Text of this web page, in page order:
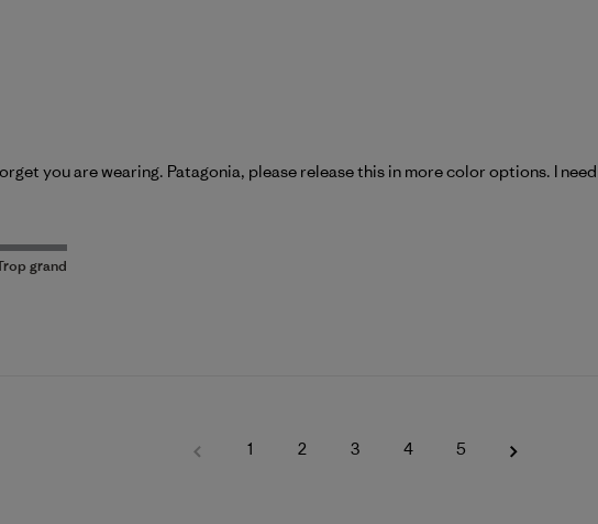
you are wearing. Patagonia, please release this in more color options. I
1 2 3 4 5